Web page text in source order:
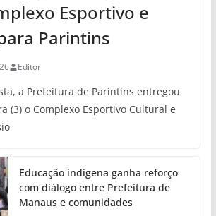
Esportivo e
Parintins
Editor
a Prefeitura de Parintins entregou
(3) o Complexo Esportivo Cultural e
Educação indígena ganha reforço
com diálogo entre Prefeitura de
Manaus e comunidades